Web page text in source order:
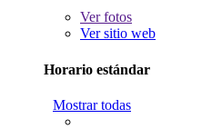
Verfotos
Ver sitio web
Horario estándar
Mostrar todas